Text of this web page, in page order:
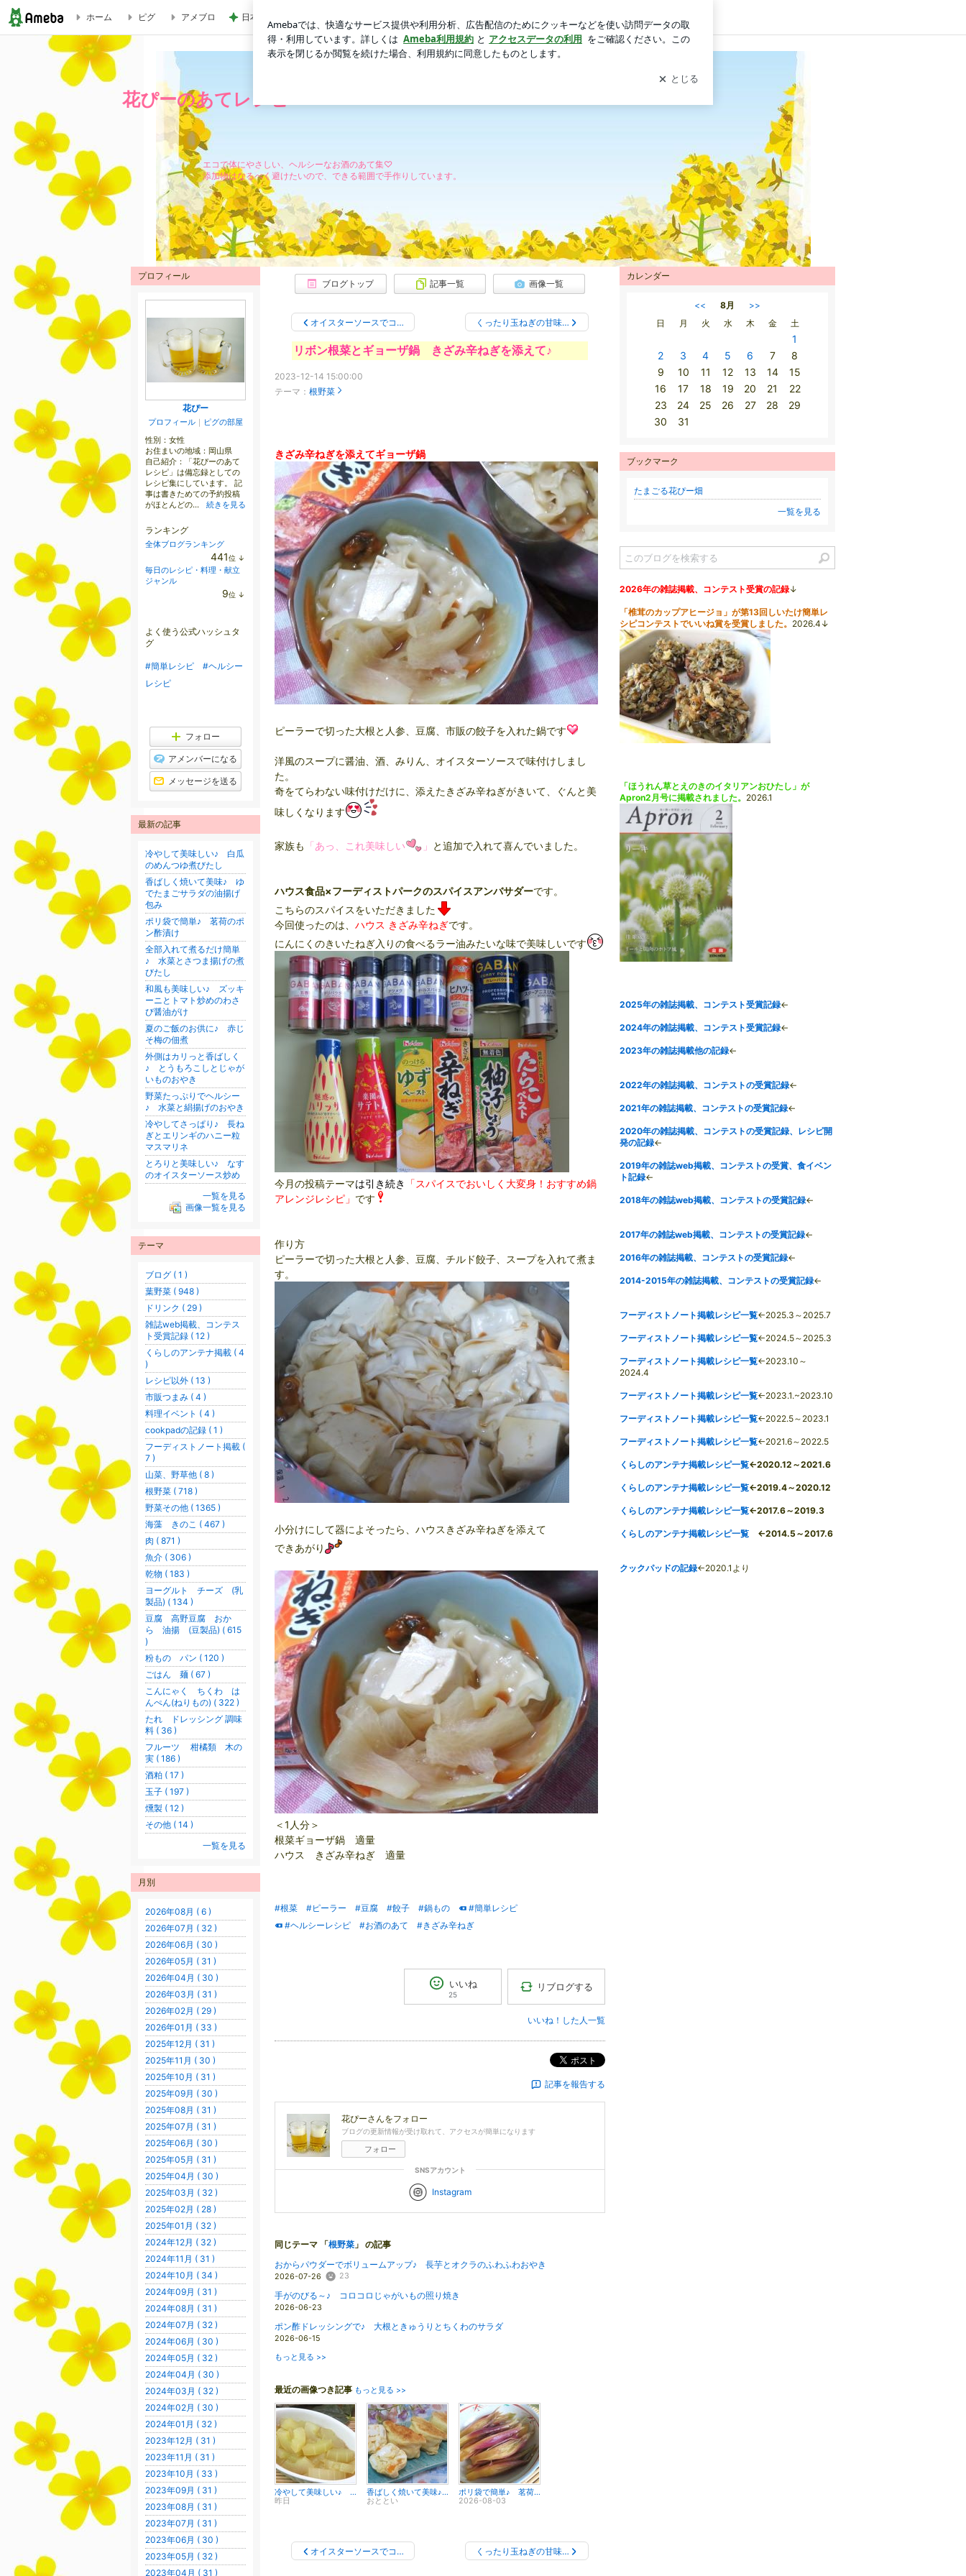
リボン根菜とギョーザ鍋 きざみ辛ねぎを添えて♪ | 花ぴーのあてレシピ
ホーム ピグ アメブロ 日本のお菓子だと思っていたお菓子 ログイン
花ぴーのあてレシピ
エコで体にやさしい、ヘルシーなお酒のあて集♡
添加物はなるべく避けたいので、できる範囲で手作りしています。
ブログトップ 記事一覧 画像一覧
オイスターソースでコ… くったり玉ねぎの甘味…
リボン根菜とギョーザ鍋 きざみ辛ねぎを添えて♪
2023-12-14 15:00:00
テーマ： 根野菜
きざみ辛ねぎを添えてギョーザ鍋
ピーラーで切った大根と人参、豆腐、市販の餃子を入れた鍋です
洋風のスープに醤油、酒、みりん、オイスターソースで味付けしまし
た。
奇をてらわない味付けだけに、添えたきざみ辛ねぎがきいて、ぐんと美
味しくなります
家族も 「あっ、これ美味しい 」 と追加で入れて喜んでいました。
ハウス食品×フーディストパークのスパイスアンバサダーです。
こちらのスパイスをいただきました
今回使ったのは、 ハウス きざみ辛ねぎです。
にんにくのきいたねぎ入りの食べるラー油みたいな味で美味しいです
今月の投稿テーマは引き続き
「スパイスでおいしく大変身！おすすめ鍋
アレンジレシピ」 です
作り方
ピーラーで切った大根と人参、豆腐、チルド餃子、スープを入れて煮ま
す。
小分けにして器によそったら、ハウスきざみ辛ねぎを添えて
できあがり
＜1人分＞
根菜ギョーザ鍋 適量
ハウス きざみ辛ねぎ 適量
#根菜 #ピーラー #豆腐 #餃子 #鍋もの
#簡単レシピ
#ヘルシーレシピ
#お酒のあて #きざみ辛ねぎ
いいね
25
リブログする
いいね！した人一覧
ポスト
記事を報告する
花ぴーさんをフォロー
ブログの更新情報が受け取れて、アクセスが簡単になります
フォロー
SNSアカウント
Instagram
同じテーマ 「根野菜 」 の記事
おからパウダーでボリュームアップ♪ 長芋とオクラのふわふわおやき
2026-07-26 23
手がのびる～♪ コロコロじゃがいもの照り焼き
2026-06-23
ポン酢ドレッシングで♪ 大根ときゅうりとちくわのサラダ
2026-06-15
もっと見る >>
最近の画像つき記事 もっと見る >>
冷やして美味しい♪ 白瓜のめんつゆ煮びたし
昨日
香ばしく焼いて美味♪ ゆでたまごサラダの油揚げ包み
おととい
ポリ袋で簡単♪ 茗荷のポン酢漬け
2026-08-03
オイスターソースでコ… くったり玉ねぎの甘味…
カレンダー
<< 8月
>>
日
月 火 水 木 金 土
1
2
3 4 5 6 7
8
9
10 11 12 13 14
15
16
17 18 19 20 21
22
23
24 25 26 27 28
29
30
31
ブックマーク
たまごる花ぴー畑
一覧を見る
2026年の雑誌掲載、コンテスト受賞の記録↓
「椎茸のカップアヒージョ」が第13回しいたけ簡単レ
シピコンテストでいいね賞を受賞しました。 2026.4↓
「ほうれん草とえのきのイタリアンおひたし」が
Apron2月号に掲載されました。 2026.1
2025年の雑誌掲載、コンテスト受賞記録←
2024年の雑誌掲載、コンテスト受賞記録←
2023年の雑誌掲載他の記録←
2022年の雑誌掲載、コンテストの受賞記録←
2021年の雑誌掲載、コンテストの受賞記録←
2020年の雑誌掲載、コンテストの受賞記録、レシピ開
発の記録←
2019年の雑誌web掲載、コンテストの受賞、食イベン
ト記録←
2018年の雑誌web掲載、コンテストの受賞記録←
2017年の雑誌web掲載、コンテストの受賞記録←
2016年の雑誌掲載、コンテストの受賞記録←
2014-2015年の雑誌掲載、コンテストの受賞記録←
フーディストノート掲載レシピ一覧←2025.3～2025.7
フーディストノート掲載レシピ一覧←2024.5～2025.3
フーディストノート掲載レシピ一覧←2023.10～
2024.4
フーディストノート掲載レシピ一覧←2023.1.~2023.10
フーディストノート掲載レシピ一覧←2022.5～2023.1
フーディストノート掲載レシピ一覧←2021.6～2022.5
くらしのアンテナ掲載レシピ一覧←2020.12～2021.6
くらしのアンテナ掲載レシピ一覧←2019.4～2020.12
くらしのアンテナ掲載レシピ一覧←2017.6～2019.3
くらしのアンテナ掲載レシピ一覧 ←2014.5～2017.6
クックパッドの記録←2020.1より
プロフィール
花ぴー
プロフィール ｜ ピグの部屋
性別： 女性
お住まいの地域： 岡山県
自己紹介：「花ぴーのあて
レシピ」は備忘録としての
レシピ集にしています。 記
事は書きためての予約投稿
がほとんどの...
続きを見る
ランキング
全体ブログランキング
441位 ↓
毎日のレシピ・料理・献立
ジャンル
9位 ↓
よく使う公式ハッシュタ
グ
#簡単レシピ
#ヘルシー
レシピ
フォロー
アメンバーになる
メッセージを送る
最新の記事
冷やして美味しい♪ 白瓜
のめんつゆ煮びたし
香ばしく焼いて美味♪ ゆ
でたまごサラダの油揚げ
包み
ポリ袋で簡単♪ 茗荷のポ
ン酢漬け
全部入れて煮るだけ簡単
♪ 水菜とさつま揚げの煮
びたし
和風も美味しい♪ ズッキ
ーニとトマト炒めのわさ
び醤油がけ
夏のご飯のお供に♪ 赤じ
そ梅の佃煮
外側はカリっと香ばしく
♪ とうもろこしとじゃが
いものおやき
野菜たっぷりでヘルシー
♪ 水菜と絹揚げのおやき
冷やしてさっぱり♪ 長ね
ぎとエリンギのハニー粒
マスマリネ
とろりと美味しい♪ なす
のオイスターソース炒め
一覧を見る
画像一覧を見る
テーマ
ブログ ( 1 )
葉野菜 ( 948 )
ドリンク ( 29 )
雑誌web掲載、コンテス
ト受賞記録 ( 12 )
くらしのアンテナ掲載 ( 4
)
レシピ以外 ( 13 )
市販つまみ ( 4 )
料理イベント ( 4 )
cookpadの記録 ( 1 )
フーディストノート掲載 (
7 )
山菜、野草他 ( 8 )
根野菜 ( 718 )
野菜その他 ( 1365 )
海藻 きのこ ( 467 )
肉 ( 871 )
魚介 ( 306 )
乾物 ( 183 )
ヨーグルト チーズ (乳
製品) ( 134 )
豆腐 高野豆腐 おか
ら 油揚 (豆製品) ( 615
)
粉もの パン ( 120 )
ごはん 麺 ( 67 )
こんにゃく ちくわ は
んぺん(ねりもの) ( 322 )
たれ ドレッシング 調味
料 ( 36 )
フルーツ 柑橘類 木の
実 ( 186 )
酒粕 ( 17 )
玉子 ( 197 )
燻製 ( 12 )
その他 ( 14 )
一覧を見る
月別
2026年08月 ( 6 )
2026年07月 ( 32 )
2026年06月 ( 30 )
2026年05月 ( 31 )
2026年04月 ( 30 )
2026年03月 ( 31 )
2026年02月 ( 29 )
2026年01月 ( 33 )
2025年12月 ( 31 )
2025年11月 ( 30 )
2025年10月 ( 31 )
2025年09月 ( 30 )
2025年08月 ( 31 )
2025年07月 ( 31 )
2025年06月 ( 30 )
2025年05月 ( 31 )
2025年04月 ( 30 )
2025年03月 ( 32 )
2025年02月 ( 28 )
2025年01月 ( 32 )
2024年12月 ( 32 )
2024年11月 ( 31 )
2024年10月 ( 34 )
2024年09月 ( 31 )
2024年08月 ( 31 )
2024年07月 ( 32 )
2024年06月 ( 30 )
2024年05月 ( 32 )
2024年04月 ( 30 )
2024年03月 ( 32 )
2024年02月 ( 30 )
2024年01月 ( 32 )
2023年12月 ( 31 )
2023年11月 ( 31 )
2023年10月 ( 33 )
2023年09月 ( 31 )
2023年08月 ( 31 )
2023年07月 ( 31 )
2023年06月 ( 30 )
2023年05月 ( 32 )
2023年04月 ( 31 )